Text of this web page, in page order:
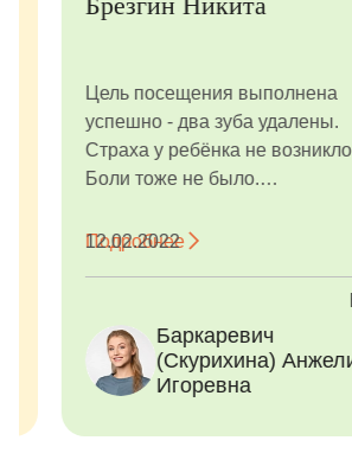
Цель посещения выполнена
успешно - два зуба удалены.
Страха у ребёнка не возникло.
Боли тоже не было.
конце приёма стало прекрасным
Подробнее
12.02.2022
Баркаревич
(Скурихина) Анжелика
Игоревна